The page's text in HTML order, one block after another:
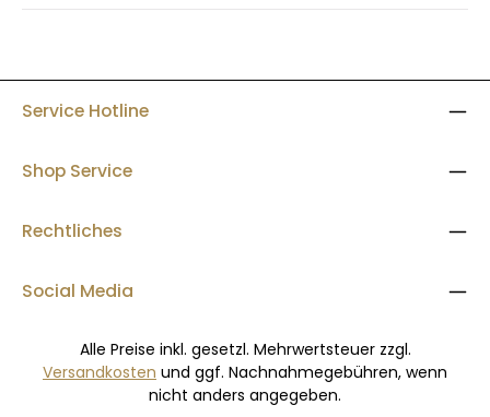
Service Hotline
Shop Service
Rechtliches
Social Media
Alle Preise inkl. gesetzl. Mehrwertsteuer zzgl.
Versandkosten und ggf. Nachnahmegebühren, wenn
nicht anders angegeben.